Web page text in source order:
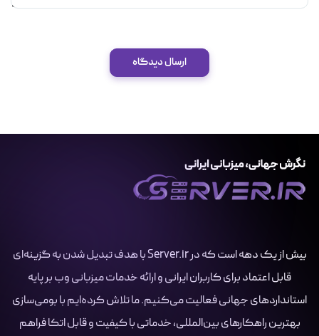
ارسال دیدگاه
بیش از یک دهه است که در Server.ir با هدف تبدیل شدن به گزینه‌ای
قابل اعتماد برای کاربران ایرانی و ارائه خدمات میزبانی وب بر پایه
استانداردهای جهانی فعالیت می‌کنیم. ما تلاش کرده‌ایم با بومی‌سازی
بهترین راهکارهای بین‌المللی، خدماتی با کیفیت و قابل اتکا فراهم